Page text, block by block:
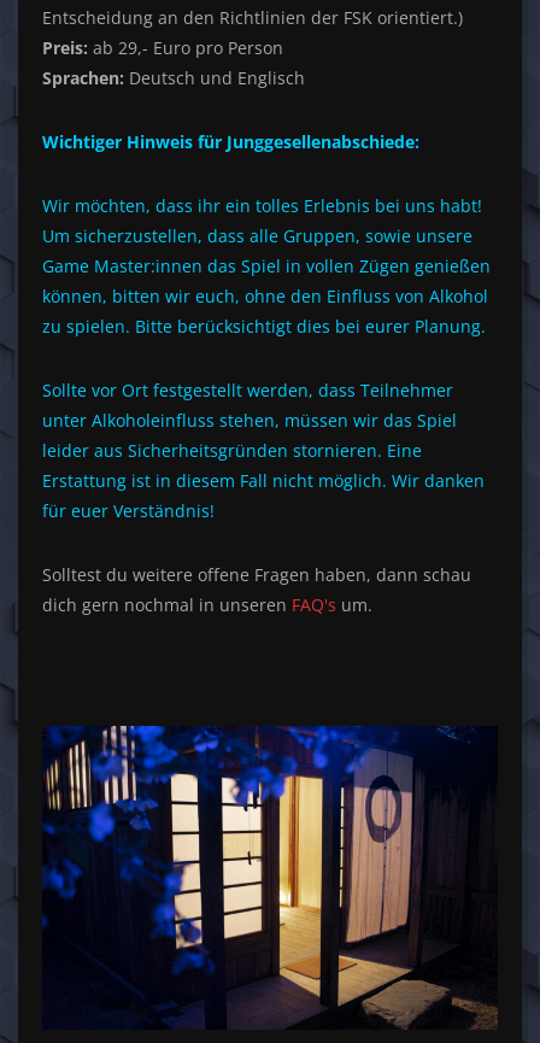
Entscheidung an den Richtlinien der FSK orientiert.)
Preis: ab 29,- Euro pro Person
Sprachen: Deutsch und Englisch
Wichtiger Hinweis für Junggesellenabschiede:
Wir möchten, dass ihr ein tolles Erlebnis bei uns habt!
Um sicherzustellen, dass alle Gruppen, sowie unsere
Game Master:innen das Spiel in vollen Zügen genießen
können, bitten wir euch, ohne den Einfluss von Alkohol
zu spielen. Bitte berücksichtigt dies bei eurer Planung.
Sollte vor Ort festgestellt werden, dass Teilnehmer
unter Alkoholeinfluss stehen, müssen wir das Spiel
leider aus Sicherheitsgründen stornieren. Eine
Erstattung ist in diesem Fall nicht möglich. Wir danken
für euer Verständnis!
Solltest du weitere offene Fragen haben, dann schau
dich gern nochmal in unseren FAQ's um.